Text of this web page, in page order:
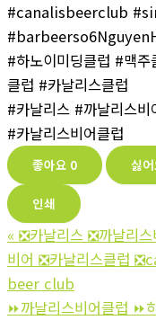
#canalisbeerclub
#하노이미딩클럽 #맥
클럽 #카날리스클럽
#카날리스 #까날리스
#카날리스비어클럽
좋아요 0 싫
인쇄
« ❎카날리스 ❎까날리
비어 ❎카날리스클럽
beer club
⏩까날리스비어클럽 ⏩